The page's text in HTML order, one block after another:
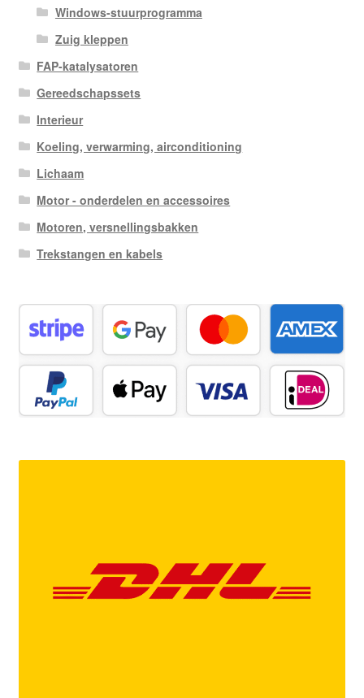
Windows-stuurprogramma
Zuig kleppen
FAP-katalysatoren
Gereedschapssets
Interieur
Koeling, verwarming, airconditioning
Lichaam
Motor - onderdelen en accessoires
Motoren, versnellingsbakken
Trekstangen en kabels